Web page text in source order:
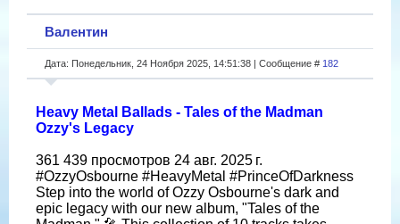
Валентин
Дата: Понедельник, 24 Ноября 2025, 14:51:38 | Сообщение # 182
Heavy Metal Ballads - Tales of the Madman
Ozzy's Legacy
361 439 просмотров 24 авг. 2025 г.
#OzzyOsbourne #HeavyMetal #PrinceOfDarkness
Step into the world of Ozzy Osbourne's dark and
epic legacy with our new album, "Tales of the